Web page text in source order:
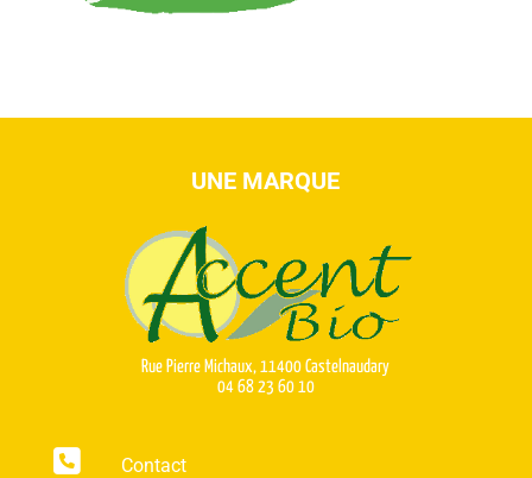
UNE MARQUE
Rue Pierre Michaux, 11400 Castelnaudary
04 68 23 60 10
Contact